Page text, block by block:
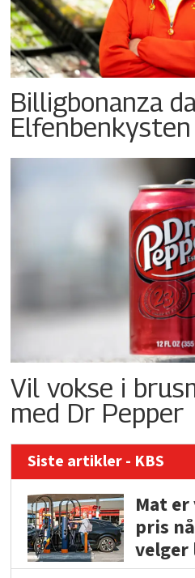
Billigbonanza
Elfenbenkysten
Vil vokse i
med Dr Pepper
Siste artikler - KBS
Mat
pris
velger